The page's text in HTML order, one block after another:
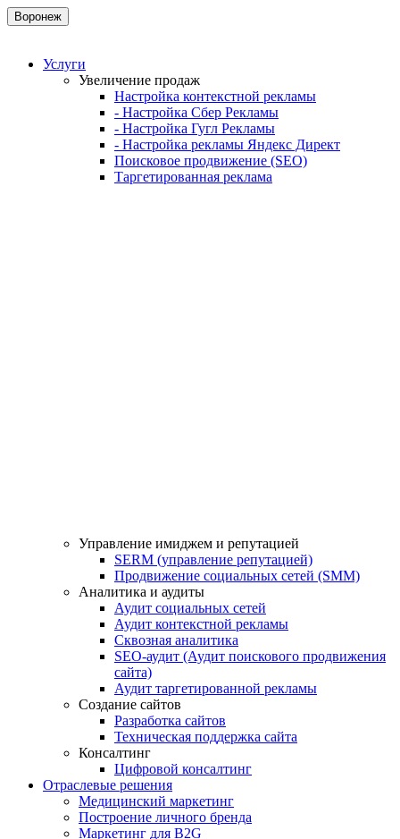
Воронеж
Услуги
Увеличение продаж
Настройка контекстной рекламы
- Настройка Сбер Рекламы
- Настройка Гугл Рекламы
- Настройка рекламы Яндекс Директ
Поисковое продвижение (SEO)
Таргетированная реклама
Управление имиджем и репутацией
SERM (управление репутацией)
Продвижение социальных сетей (SMM)
Аналитика и аудиты
Аудит социальных сетей
Аудит контекстной рекламы
Сквозная аналитика
SEO-аудит (Аудит поискового продвижения
сайта)
Аудит таргетированной рекламы
Создание сайтов
Разработка сайтов
Техническая поддержка сайта
Консалтинг
Цифровой консалтинг
Отраслевые решения
Медицинский маркетинг
Построение личного бренда
Маркетинг для B2G